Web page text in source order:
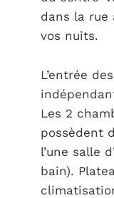
dans la rue
vos nuits.
L’entrée
Les 2
possèdent
l’une salle
bain).